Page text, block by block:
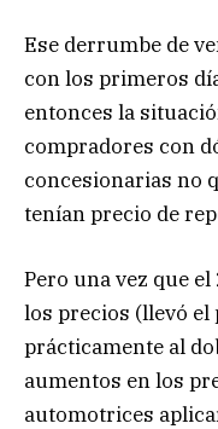
Ese derrumbe de
con los primeros
entonces la
compradores con
concesionarias no
tenían precio de
Pero una vez que
los precios (llevó
prácticamente al
aumentos en los
automotrices